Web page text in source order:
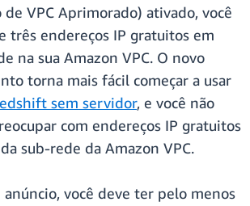
de VPC Aprimorado) ativado, você
três endereços IP gratuitos em
na sua Amazon VPC. O novo
torna mais fácil começar a usar
sem servidor, e você não
com endereços IP gratuitos
sub-rede da Amazon VPC.
anúncio, você deve ter pelo menos